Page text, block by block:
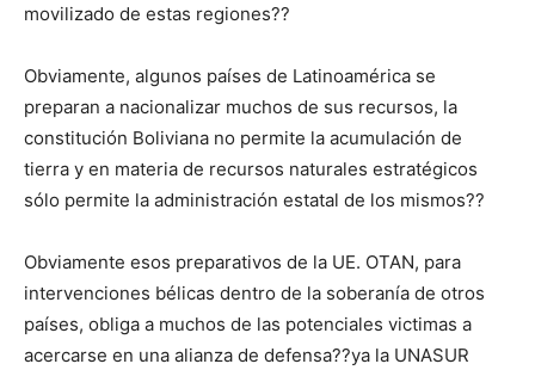
movilizado de estas regiones??
Obviamente, algunos países de Latinoamérica se
preparan a nacionalizar muchos de sus recursos, la
constitución Boliviana no permite la acumulación de
tierra y en materia de recursos naturales estratégicos
sólo permite la administración estatal de los mismos??
Obviamente esos preparativos de la UE. OTAN, para
intervenciones bélicas dentro de la soberanía de otros
países, obliga a muchos de las potenciales victimas a
acercarse en una alianza de defensa??ya la UNASUR